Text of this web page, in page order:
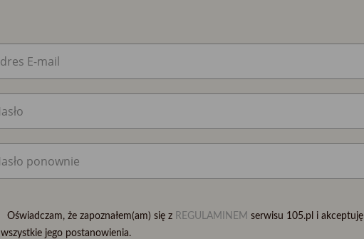
Oświadczam, że zapoznałem(am) się z REGULAMINEM serwisu 105.pl i akceptuję
wszystkie jego postanowienia.